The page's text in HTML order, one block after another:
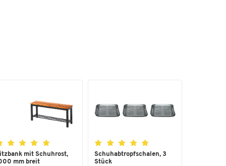
mit Schuhrost,
mm breit
Schuhabtropfschalen, 3
Stück